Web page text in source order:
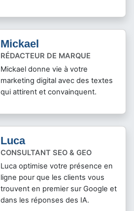
Mickael
RÉDACTEUR DE MARQUE
Mickael donne vie à votre
marketing digital avec des textes
qui attirent et convainquent.
Luca
CONSULTANT SEO & GEO
Luca optimise votre présence en
ligne pour que les clients vous
trouvent en premier sur Google et
dans les réponses des IA.